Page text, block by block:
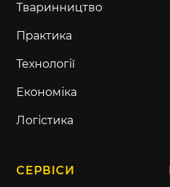
Тваринництво
Практика
Технології
Економіка
Логістика
СЕРВІСИ